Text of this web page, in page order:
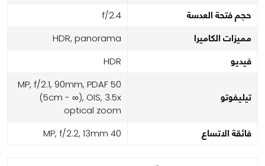
حجم فتحة العدسة f/2.4
مميزات الكاميرا HDR, panorama
فيديو HDR
تيليفوتو
50 MP, f/2.1, 90mm, PDAF
(5cm - ∞), OIS, 3.5x
optical zoom
فائقة الاتساع 40 MP, f/2.2, 13mm